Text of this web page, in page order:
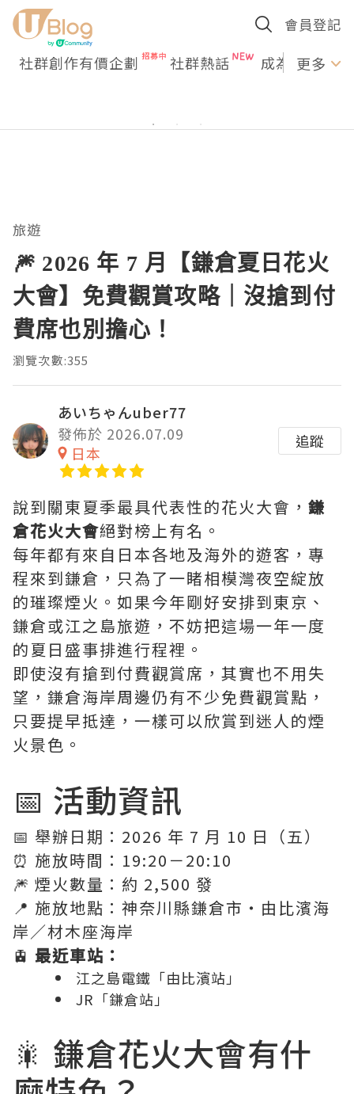
會員登記
社群創作有價企劃 社群熱話 成為U更多
旅遊
🎆 2026 年 7 月【鎌倉夏日花火
大會】免費觀賞攻略｜沒搶到付
費席也別擔心！
瀏覽次數:355
あいちゃんuber77
發佈於 2026.07.09
日本
追蹤
說到關東夏季最具代表性的花火大會， 鎌
倉花火大會絕對榜上有名。
每年都有來自日本各地及海外的遊客，專
程來到鎌倉，只為了一睹相模灣夜空綻放
的璀璨煙火。如果今年剛好安排到東京、
鎌倉或江之島旅遊，不妨把這場一年一度
的夏日盛事排進行程裡。
即使沒有搶到付費觀賞席，其實也不用失
望，鎌倉海岸周邊仍有不少免費觀賞點，
只要提早抵達，一樣可以欣賞到迷人的煙
火景色。
📅 活動資訊
📅 舉辦日期：2026 年 7 月 10 日（五）
⏰ 施放時間：19:20－20:10
🎆 煙火數量：約 2,500 發
📍 施放地點：神奈川縣鎌倉市・由比濱海
岸／材木座海岸
🚊 最近車站：
江之島電鐵「由比濱站」
JR「鎌倉站」
🎇 鎌倉花火大會有什